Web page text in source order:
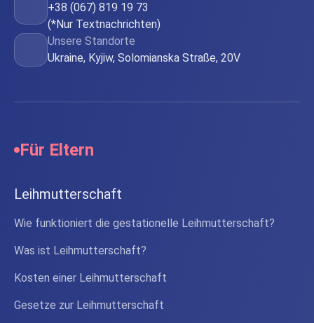
+38 (067) 819 19 73
(*Nur Textnachrichten)
Unsere Standorte
Ukraine, Kyjiw, Solomianska Straße, 20V
Für Eltern
Leihmutterschaft
Wie funktioniert die gestationelle Leihmutterschaft?
Was ist Leihmutterschaft?
Kosten einer Leihmutterschaft
Gesetze zur Leihmutterschaft